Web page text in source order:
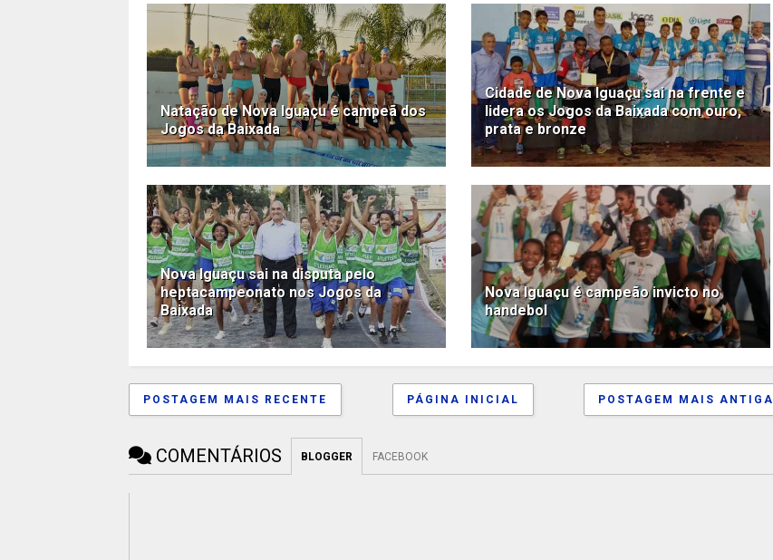
Natação de Nova Iguaçu é campeã dos
Jogos da Baixada
Cidade de Nova Iguaçu sai na frente e
lidera os Jogos da Baixada com ouro,
prata e bronze
Nova Iguaçu sai na disputa pelo
heptacampeonato nos Jogos da
Baixada
Nova Iguaçu é campeão invicto no
handebol
POSTAGEM MAIS RECENTE POSTAGEM MAIS ANTIGA
PÁGINA INICIAL
COMENTÁRIOS BLOGGER FACEBOOK